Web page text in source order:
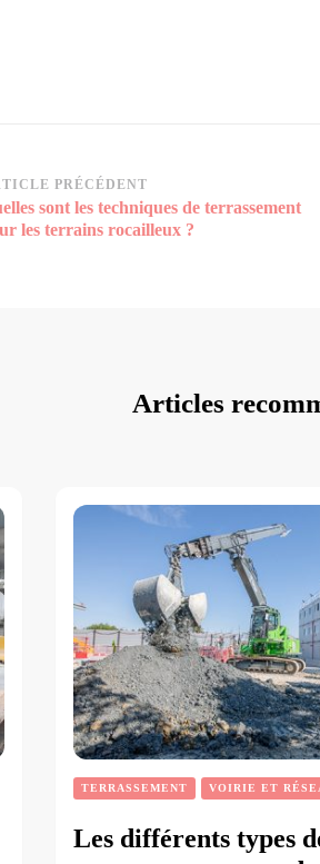
PRÉCÉDENT
sont les techniques de terrassement
les terrains rocailleux ?
Articles
TERRASSEMENT VOIRIE ET
Les différents types